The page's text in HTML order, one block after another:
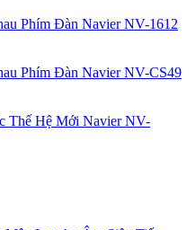
Phím Đàn Navier NV-1612
Phím Đàn Navier NV-CS49
Thế Hệ Mới Navier NV-